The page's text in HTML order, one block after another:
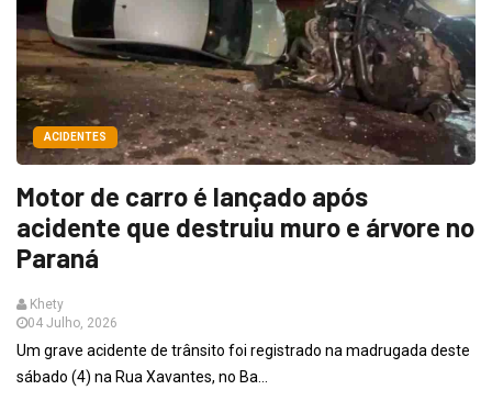
ACIDENTES
Motor de carro é lançado após
acidente que destruiu muro e árvore no
Paraná
Khety
04 Julho, 2026
Um grave acidente de trânsito foi registrado na madrugada deste
sábado (4) na Rua Xavantes, no Ba...